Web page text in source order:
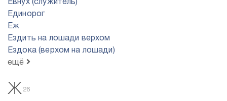
Евнух (служитель)
Единорог
Еж
Ездить на лошади верхом
Ездока (верхом на лошади)
ещё
Ж 26